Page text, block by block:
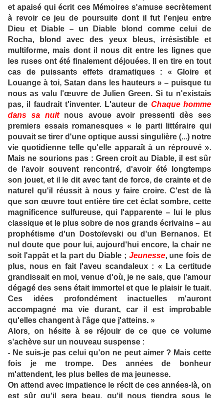
et apaisé qui écrit ces Mémoires s'amuse secrètement
à revoir ce jeu de poursuite dont il fut l'enjeu entre
Dieu et Diable – un Diable blond comme celui de
Rocha, blond avec des yeux bleus, irrésistible et
multiforme, mais dont il nous dit entre les lignes que
les ruses ont été finalement déjouées. Il en tire en tout
cas de puissants effets dramatiques : « Gloire et
Louange à toi, Satan dans les hauteurs » – puisque tu
nous as valu l'œuvre de Julien Green. Si tu n'existais
pas, il faudrait t'inventer. L'auteur de Chaque homme
dans sa nuitnous avoue avoir pressenti dès ses
premiers essais romanesques « le parti littéraire qui
pouvait se tirer d'une optique aussi singulière (...) notre
vie quotidienne telle qu'elle apparaît à un réprouvé ».
Mais ne sourions pas : Green croit au Diable, il est sûr
de l'avoir souvent rencontré, d'avoir été longtemps
son jouet, et il le dit avec tant de force, de crainte et de
naturel qu'il réussit à nous y faire croire. C'est de là
que son œuvre tout entière tire cet éclat sombre, cette
magnificence sulfureuse, qui l'apparente – lui le plus
classique et le plus sobre de nos grands écrivains – au
prophétisme d'un Dostoïevski ou d'un Bernanos. Et
nul doute que pour lui, aujourd'hui encore, la chair ne
soit l'appât et la part du Diable ; Jeunesse, une fois de
plus, nous en fait l'aveu scandaleux : « La certitude
grandissait en moi, venue d'où, je ne sais, que l'amour
dégagé des sens était immortel et que le plaisir le tuait.
Ces idées profondément inactuelles m'auront
accompagné ma vie durant, car il est improbable
qu'elles changent à l'âge que j'atteins. »
Alors, on hésite à se réjouir de ce que ce volume
s'achève sur un nouveau suspense :
- Ne suis-je pas celui qu'on ne peut aimer ? Mais cette
fois je me trompe. Des années de bonheur
m'attendent, les plus belles de ma jeunesse.
On attend avec impatience le récit de ces années-là, on
est sûr qu'il sera beau, qu'il nous tiendra sous le